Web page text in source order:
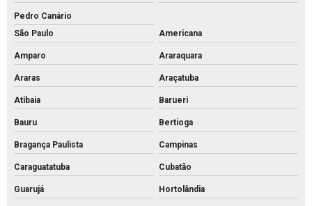
Palanque de concreto para cerca a venda
Palanque concreto para cerca
Palanque de concreto preço
Palanque de concreto valor
Palanque de concreto a venda
Palanque de concreto
Pavimentação bloco intertravado
Pavimentação intertravada preço
Pedro Canário
São Paulo
Americana
Amparo Araraquara
Araras Araçatuba
Atibaia Barueri
Bauru Bertioga
Bragança Paulista Campinas
Caraguatatuba Cubatão
Guarujá Hortolândia